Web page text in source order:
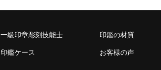
一級印章彫刻技能士 印鑑の材質
印鑑ケース お客様の声